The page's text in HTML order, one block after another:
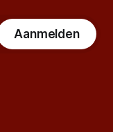
Aanmelden